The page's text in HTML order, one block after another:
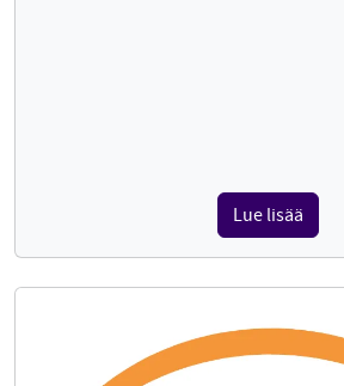
Lue lisää